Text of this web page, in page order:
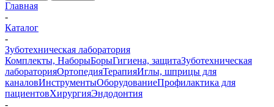
Главная
-
Каталог
-
Зуботехническая лаборатория
Комплекты, НаборыБорыГигиена, защитаЗуботехническая
лабораторияОртопедияТерапияИглы, шприцы для
каналовИнструментыОборудованиеПрофилактика для
пациентовХирургияЭндодонтия
-